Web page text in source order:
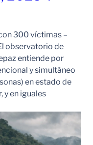
300 víctimas –
observatorio de
entiende por
y simultáneo
en estado de
y en iguales